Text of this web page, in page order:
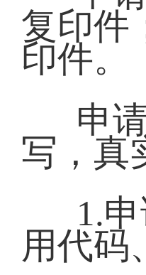
复印件
印件。
申
写，真
1.
用代码